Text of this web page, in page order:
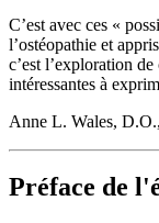
C’est avec ces «
l’ostéopathie et
c’est l’exploration
intéressantes à
Anne L. Wales,
Préface de